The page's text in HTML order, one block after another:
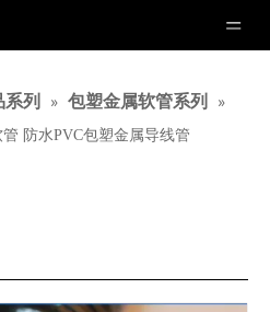
系列 » 包塑金属软管系列 »
防水PVC包塑金属导线管